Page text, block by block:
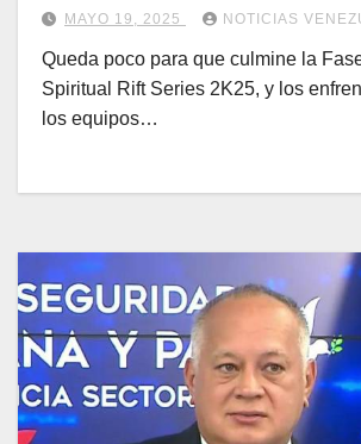
MAYO 19, 2025 NOTICIAS
Queda poco para que culmine la
Spiritual Rift Series 2K25, y los
los equipos…